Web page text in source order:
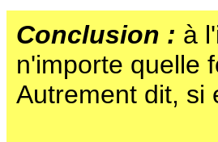
Conclusion : à
n'importe quelle
Autrement dit, si